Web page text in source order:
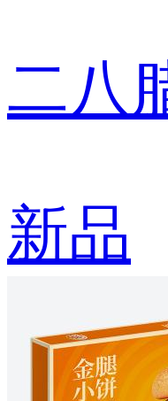
二八
新品